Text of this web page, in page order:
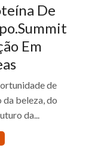
De
Em
de
beleza, do
da...